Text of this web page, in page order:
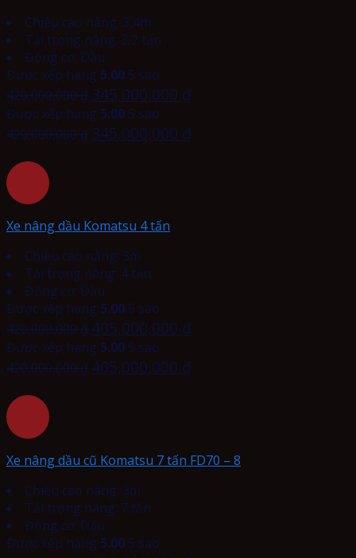
Chiều cao nâng: 3,4m
Tải trọng nâng: 3,2 tấn
Động cơ: Dầu
Được xếp hạng 5.00 5 sao
420,000,000₫ 345,000,000 ₫
Được xếp hạng 5.00 5 sao
420,000,000₫ 345,000,000 ₫
Xe nâng dầu Komatsu 4 tấn
Chiều cao nâng: 3m
Tải trọng nâng: 4 tấn
Động cơ: Dầu
Được xếp hạng 5.00 5 sao
420,000,000₫ 405,000,000 ₫
Được xếp hạng 5.00 5 sao
420,000,000₫ 405,000,000 ₫
Xe nâng dầu cũ Komatsu 7 tấn FD70 – 8
Chiều cao nâng: 3m
Tải trọng nâng: 7 tấn
Động cơ: Dầu
Được xếp hạng 5.00 5 sao